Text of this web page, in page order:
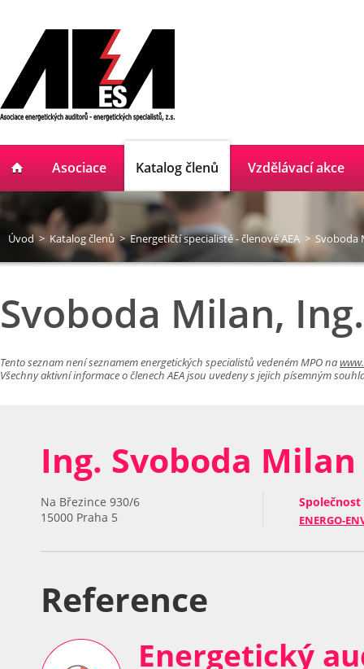
Asociace Katalog členů Vzdělávací akce
Úvod > Katalog členů > Energetičtí specialisté - členové AEA > Svoboda
Svoboda Milan, Ing.
Tento seznam není seznamem energetických specialistů vedeném MPO na
Všechny aktivní informace o členech AEA jsou uvedeny s jejich písemným
Ing. Svoboda Milan
Na Březince 930/6
15000 Praha 5
Společnost
ENERGO-
Reference
Energetický